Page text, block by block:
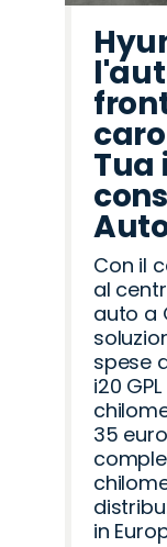
Tua
Con il
al
auto a
spese
i20
35
in